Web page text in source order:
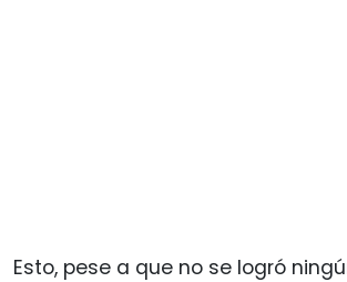
Esto, pese a que no se logró